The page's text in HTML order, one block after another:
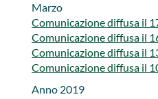
Marzo​​​
Comunicazione diffusa il
Comunicazione diffusa il
Comunicazione diffusa il
Comunicazione diffusa il
Anno 2019